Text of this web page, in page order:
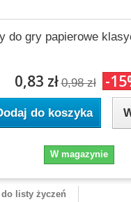
do gry papierowe
0,83 zł 0,98 zł -
do koszyka
W magazynie
do listy życzeń